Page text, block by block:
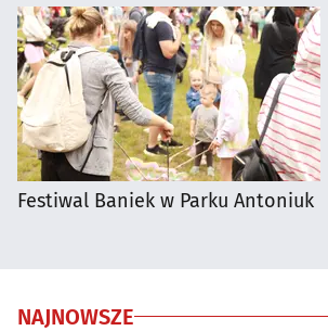
Festiwal Baniek w Parku Antoniuk
NAJNOWSZE